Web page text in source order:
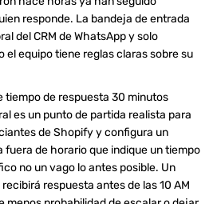
responde. La bandeja de entrada
del CRM de WhatsApp y solo
el equipo tiene reglas claras sobre su
tiempo de respuesta 30 minutos
es un punto de partida realista para
de Shopify y configura un
fuera de horario que indique un tiempo
no un vago lo antes posible. Un
respuesta antes de las 10 AM